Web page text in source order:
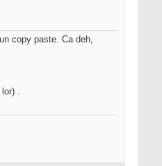
copy paste. Ca deh,
.